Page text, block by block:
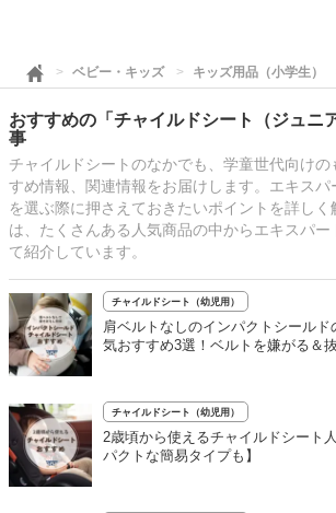
ベビー・キッズ キッズ用品（小学生）
おすすめの「チャイルドシート（ジュニ
事
チャイルドシートのなかでも、学童世代向けの
すめ情報、関連情報をお届けします。エキスパ
を選ぶ際に押さえておきたいポイントを詳し
は、たくさんある人気商品の中からエキスパー
て紹介しています。
チャイルドシート（幼児用）
肩ベルトなしのインパクトシールド
気おすすめ3選！ベルトを嫌がる＆
チャイルドシート（幼児用）
2歳頃から使えるチャイルドシート
パクトな簡易タイプも】